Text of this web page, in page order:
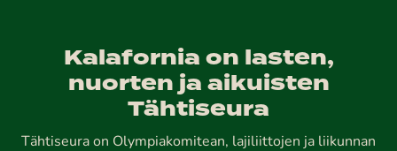
Kalafornia on lasten,
nuorten ja aikuisten
Tähtiseura
Tähtiseura on Olympiakomitean, lajiliittojen ja liikunnan